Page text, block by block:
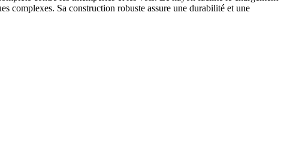
complexes. Sa construction robuste assure une durabilité et une